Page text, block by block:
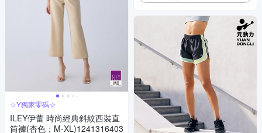
☆Y獨家零碼☆
ILEY伊蕾 時尚經典斜紋西裝直
筒褲(杏色；M-XL)1241316403